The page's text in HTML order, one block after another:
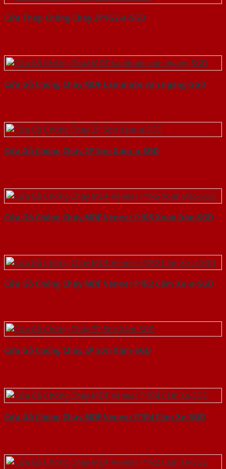
Cửa Thép Chống Cháy 2P1G2-a-SGD
Cửa Gỗ Chống Cháy MDF Laminate van ngang-SGD
Cửa Gỗ Chống Cháy 2P Sơn Xám-a-SGD
Cửa Gỗ Chống Cháy MDF Veneer P1R5 Xoan Đào-SGD
Cửa Gỗ Chống Cháy MDF Veneer P1R2 Căm Xe-a-SGD
Cửa Gỗ Chống Cháy 2P Sơn Xám-SGD
Cửa Gỗ Chống Cháy MDF Veneer P1R4 Căm Xe-SGD